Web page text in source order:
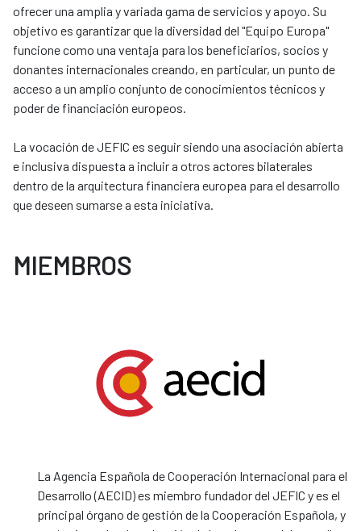
ofrecer una amplia y variada gama de servicios y apoyo. Su
objetivo es garantizar que la diversidad del "Equipo Europa"
funcione como una ventaja para los beneficiarios, socios y
donantes internacionales creando, en particular, un punto de
acceso a un amplio conjunto de conocimientos técnicos y
poder de financiación europeos.
La vocación de JEFIC es seguir siendo una asociación abierta
e inclusiva dispuesta a incluir a otros actores bilaterales
dentro de la arquitectura financiera europea para el desarrollo
que deseen sumarse a esta iniciativa.
MIEMBROS
La Agencia Española de Cooperación Internacional para el
Desarrollo (AECID) es miembro fundador del JEFIC y es el
principal órgano de gestión de la Cooperación Española, y